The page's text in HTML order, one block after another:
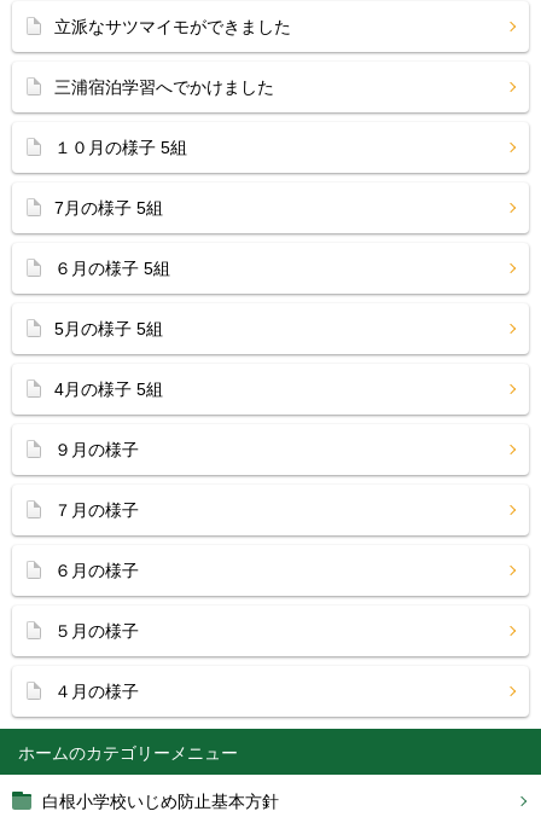
ホーム
白根小学校いじめ防止基本方針
立派なサツマイモができました
三浦宿泊学習へでかけました
１０月の様子 5組
7月の様子 5組
６月の様子 5組
5月の様子 5組
4月の様子 5組
９月の様子
７月の様子
６月の様子
５月の様子
４月の様子